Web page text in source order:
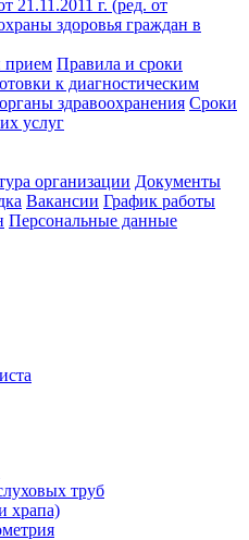
21.11.2011 г. (ред. от
здоровья граждан в
прием Правила и сроки
к диагностическим
здравоохранения Сроки
услуг
организации Документы
Вакансии График работы
Персональные данные
труб
храпа)